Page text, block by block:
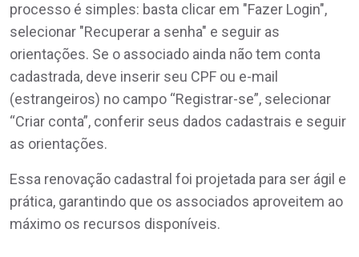
processo é simples: basta clicar em "Fazer Login",
selecionar "Recuperar a senha" e seguir as
orientações. Se o associado ainda não tem conta
cadastrada, deve inserir seu CPF ou e-mail
(estrangeiros) no campo “Registrar-se”, selecionar
“Criar conta”, conferir seus dados cadastrais e seguir
as orientações.
Essa renovação cadastral foi projetada para ser ágil e
prática, garantindo que os associados aproveitem ao
máximo os recursos disponíveis.